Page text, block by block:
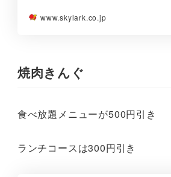
www.skylark.co.jp
焼肉きんぐ
食べ放題メニューが500円引き
ランチコースは300円引き